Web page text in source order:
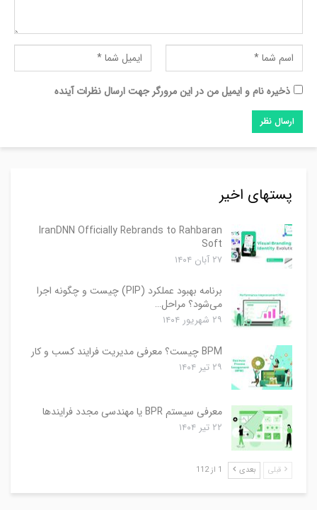
ذخیره نام و ایمیل من در این مرورگر جهت ارسال نظرات آینده
پستهای اخیر
IranDNN Officially Rebrands to Rahbaran
Soft
۲۷ آبان ۱۴۰۴
برنامه بهبود عملکرد (PIP) چیست و چگونه اجرا
می‌شود؟ مراحل…
۲۹ شهریور ۱۴۰۴
BPM چیست؟ معرفی مدیریت فرایند کسب و کار
۲۹ تیر ۱۴۰۴
معرفی سیستم BPR یا مهندسی مجدد فرایندها
۲۲ تیر ۱۴۰۴
قبلی بعدی 1 از 112